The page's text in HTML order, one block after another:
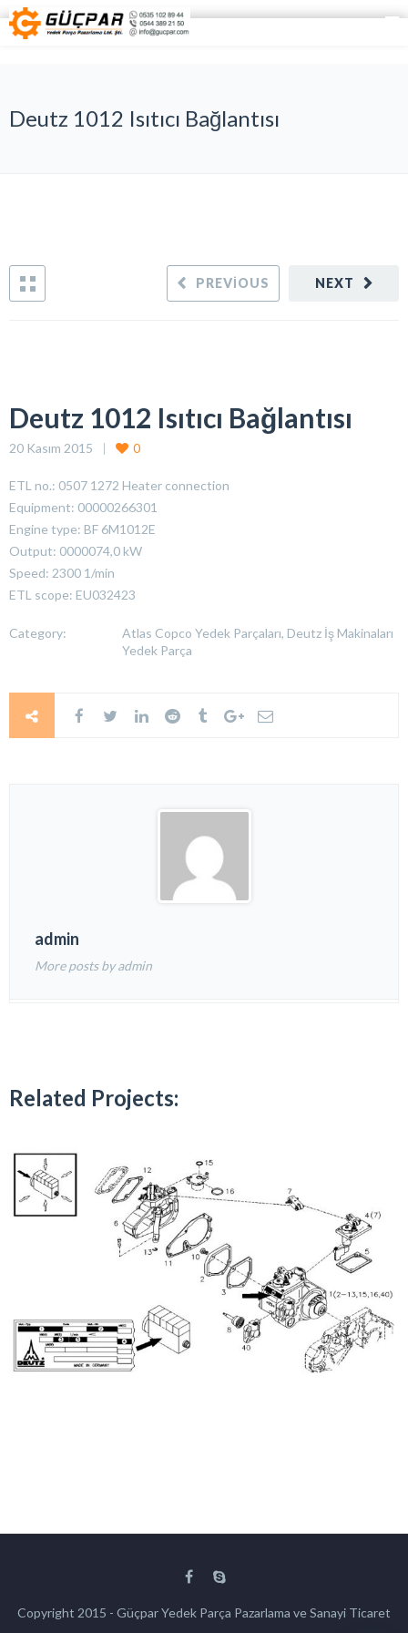
Deutz 1012 Isıtıcı Bağlantısı
NEXT
PREVIOUS
Deutz 1012 Isıtıcı Bağlantısı
20 Kasım 2015 0
ETL no.: 0507 1272 Heater connection
Equipment: 00000266301
Engine type: BF 6M1012E
Output: 0000074,0 kW
Speed: 2300 1/min
ETL scope: EU032423
Category:
Atlas Copco Yedek Parçaları, Deutz İş Makinaları
Yedek Parça
admin
More posts by admin
Related Projects:
Copyright 2015 - Güçpar Yedek Parça Pazarlama ve Sanayi Ticaret